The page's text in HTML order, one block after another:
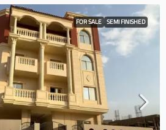
FOR SALE SEMI FINISHED